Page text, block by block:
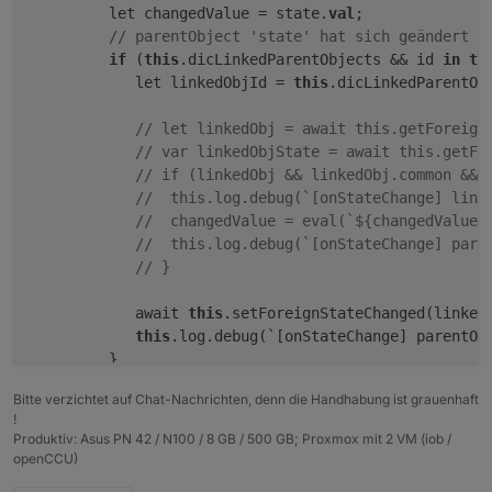
         let changedValue = state.
val ;
// parentObject 'state' hat sich geändert -
if (this .dicLinkedParentObjects && id in
            let linkedObjId =
this
// let linkedObj = await
// var linkedObjState = await
// if (linkedObj && linkedObj.common &&
// 	this.log.debug(`[onStateChange]
// 	changedValue =
// 	this.log.debug(`[onStateChange]
// }
	    await
this
this .log.debug(`[onStateChange]
         }
// linkedObject 'state' hat sich geändert -
Bitte verzichtet auf Chat-Nachrichten, denn die Handhabung ist grauenhaft
!
Produktiv: Asus PN 42 / N100 / 8 GB / 500 GB; Proxmox mit 2 VM (iob /
openCCU)